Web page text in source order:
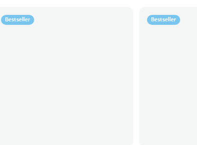
Bestseller Bestseller